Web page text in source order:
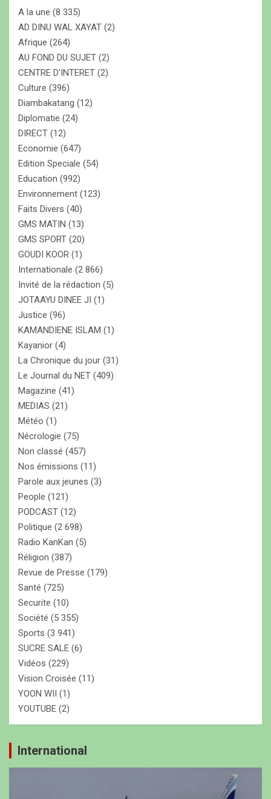
h
e
r
A la une (8 335)
AD DINU WAL XAYAT (2)
Afrique (264)
AU FOND DU SUJET (2)
CENTRE D'INTERET (2)
Culture (396)
Diambakatang (12)
Diplomatie (24)
DIRECT (12)
Economie (647)
Edition Speciale (54)
Education (992)
Environnement (123)
Faits Divers (40)
GMS MATIN (13)
GMS SPORT (20)
GOUDI KOOR (1)
Internationale (2 866)
Invité de la rédaction (5)
JOTAAYU DINEE JI (1)
Justice (96)
KAMANDIENE ISLAM (1)
Kayanior (4)
La Chronique du jour (31)
Le Journal du NET (409)
Magazine (41)
MEDIAS (21)
Météo (1)
Nécrologie (75)
Non classé (457)
Nos émissions (11)
Parole aux jeunes (3)
People (121)
PODCAST (12)
Politique (2 698)
Radio KanKan (5)
Réligion (387)
Revue de Presse (179)
Santé (725)
Securite (10)
Société (5 355)
Sports (3 941)
SUCRE SALE (6)
Vidéos (229)
Vision Croisée (11)
YOON WII (1)
YOUTUBE (2)
International